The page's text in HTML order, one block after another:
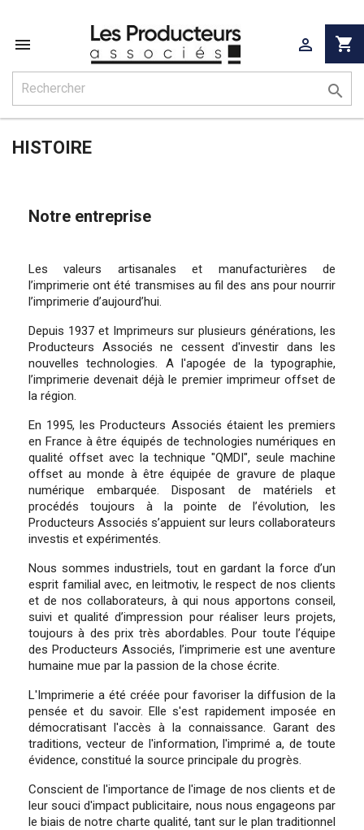
 shopping_cart


HISTOIRE
Notre entreprise
Les valeurs artisanales et manufacturières de
l’imprimerie ont été transmises au fil des ans pour nourrir
l’imprimerie d’aujourd’hui.
Depuis 1937 et Imprimeurs sur plusieurs générations, les
Producteurs Associés ne cessent d'investir dans les
nouvelles technologies. A l'apogée de la typographie,
l’imprimerie devenait déjà le premier imprimeur offset de
la région.
En 1995, les Producteurs Associés étaient les premiers
en France à être équipés de technologies numériques en
qualité offset avec la technique "QMDI", seule machine
offset au monde à être équipée de gravure de plaque
numérique embarquée. Disposant de matériels et
procédés toujours à la pointe de l’évolution, les
Producteurs Associés s’appuient sur leurs collaborateurs
investis et expérimentés.
Nous sommes industriels, tout en gardant la force d’un
esprit familial avec, en leitmotiv, le respect de nos clients
et de nos collaborateurs, à qui nous apportons conseil,
suivi et qualité d’impression pour réaliser leurs projets,
toujours à des prix très abordables. Pour toute l’équipe
des Producteurs Associés, l’imprimerie est une aventure
humaine mue par la passion de la chose écrite.
L'Imprimerie a été créée pour favoriser la diffusion de la
pensée et du savoir. Elle s'est rapidement imposée en
démocratisant l'accès à la connaissance. Garant des
traditions, vecteur de l'information, l'imprimé a, de toute
évidence, constitué la source principale du progrès.
Conscient de l'importance de l'image de nos clients et de
leur souci d'impact publicitaire, nous nous engageons par
le biais de notre charte qualité, tant sur le plan traditionnel